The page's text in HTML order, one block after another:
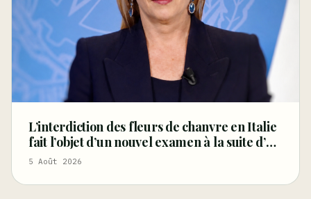
L’interdiction des fleurs de chanvre en Italie
fait l’objet d’un nouvel examen à la suite d’un
arrêt de la Cour de cassation concernant les
5 Août 2026